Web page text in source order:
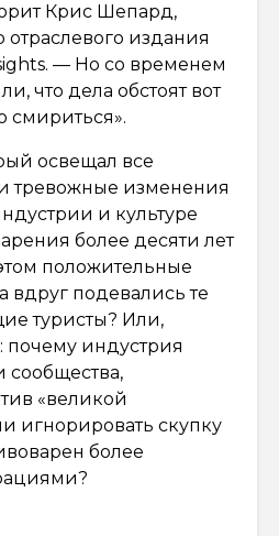
Крис Шепард,
издания
— Но со временем
что дела обстоят вот
смириться».
освещал все
тревожные изменения
и культуре
более десяти лет
положительные
вдруг подевались те
туристы? Или,
индустрия
сообщества,
«великой
игнорировать скупку
более